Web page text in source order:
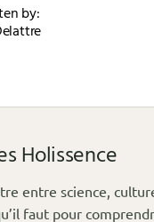
by:
Holissence
entre science,
faut pour